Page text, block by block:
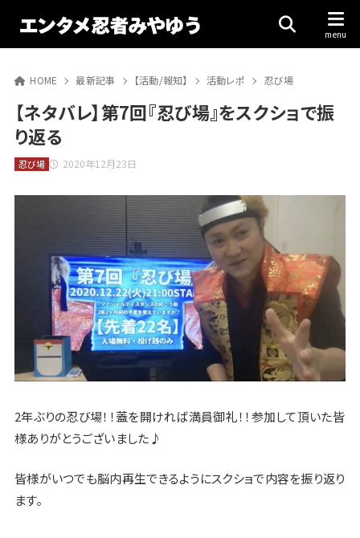
HOME 最新記事 【活動/報知】 活動レポ 忍び場
【ネタバレ】第7回『忍び場』をスクショで振
り返る
2020年12月23日
忍び場
2年ぶりの忍び場！！蓋を開ければ満員御礼！！参加して頂いた皆
様ありがとうございました♪
皆様がいつでも脳内再生できるようにスクショで内容を振り返り
ます。